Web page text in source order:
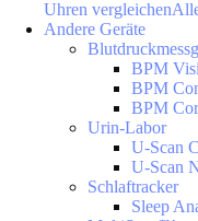
Uhren vergleichen
Andere Geräte
BPM
BPM
BPM
Urin-Labor
U-Scan
U-Scan
Schlaftracker
Sleep